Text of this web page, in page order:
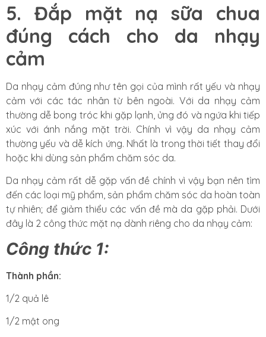
5. Đắp mặt nạ sữa chua
đúng cách cho da nhạy
cảm
Da nhạy cảm đúng như tên gọi của mình rất yếu và nhạy
cảm với các tác nhân từ bên ngoài. Với da nhạy cảm
thường dễ bong tróc khi gặp lạnh, ửng đó và ngứa khi tiếp
xúc với ánh nắng mặt trời. Chính vì vậy da nhạy cảm
thường yếu và dễ kích ứng. Nhất là trong thời tiết thay đổi
hoặc khi dùng sản phẩm chăm sóc da.
Da nhạy cảm rất dễ gặp vấn đề chính vì vậy bạn nên tìm
đến các loại mỹ phẩm, sản phẩm chăm sóc da hoàn toàn
tự nhiên; để giảm thiểu các vấn đề mà da gặp phải. Dưới
đây là 2 công thức mặt nạ dành riêng cho da nhạy cảm:
Công thức 1:
Thành phần:
1/2 quả lê
1/2 mật ong